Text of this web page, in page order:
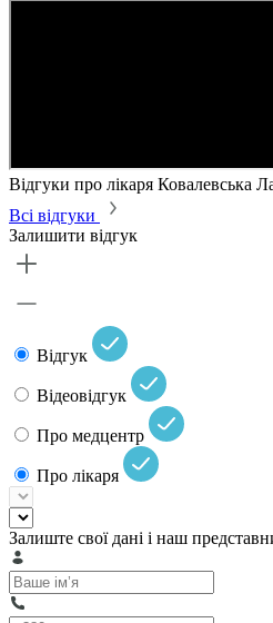
Відгуки про лікаря Ковалевська
Всі відгуки
Залишити відгук
Відгук
Відеовідгук
Про медцентр
Про лікаря
Залиште свої дані і наш